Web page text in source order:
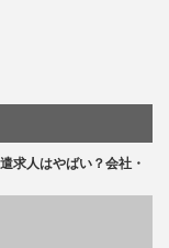
求人はやばい？会社・